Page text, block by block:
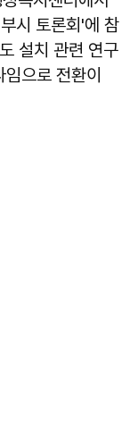
시 토론회'에 참
설치 관련 연구
으로 전환이